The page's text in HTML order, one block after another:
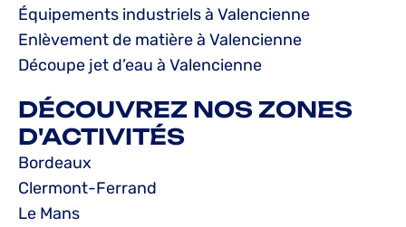
Équipements industriels à Valencienne
Enlèvement de matière à Valencienne
Découpe jet d’eau à Valencienne
DÉCOUVREZ NOS ZONES
D'ACTIVITÉS
Bordeaux
Clermont-Ferrand
Le Mans